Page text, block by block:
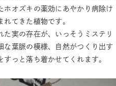
ホオズキの薬効にあやかり病除け
れてきた植物です。
実の存在が、いっそうミステリ
な葉脈の模様、自然がつくり出す
っと落ち着かせてくれます。